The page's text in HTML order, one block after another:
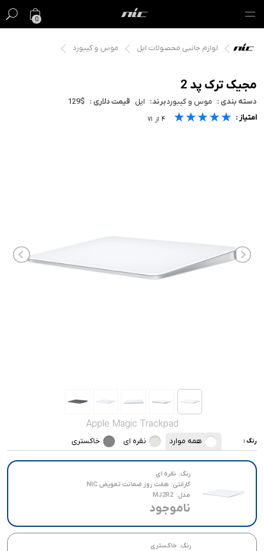
0
گیفت کارت
فروش ویژه
مک
لوازم جانبی
صدا و تصویر
لوازم جانبی محصولات اپل موس و کیبورد
Apple Magic Trackpad
رنگ : همه موارد نقره ای خاکستری
رنگ: نقره ای
گارانتی: هفت روز ضمانت تعویض NIC
مدل: MJ2R2
ناموجود
رنگ: خاکستری
مجیک ترک پد 2
دسته بندی : موس و کیبوردبرند: اپل قیمت دلاری : 129$
امتیاز : ★★★★★
★★★★★
★★★★★ ۴ از ۷۱